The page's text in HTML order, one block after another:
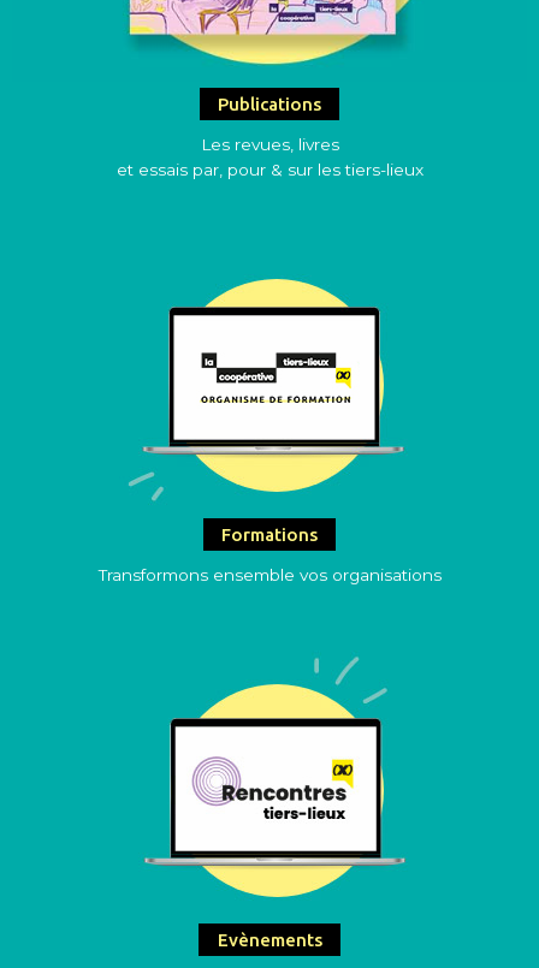
Publications
Les revues, livres
et essais par, pour & sur les tiers-lieux
Formations
Transformons ensemble vos organisations
Evènements